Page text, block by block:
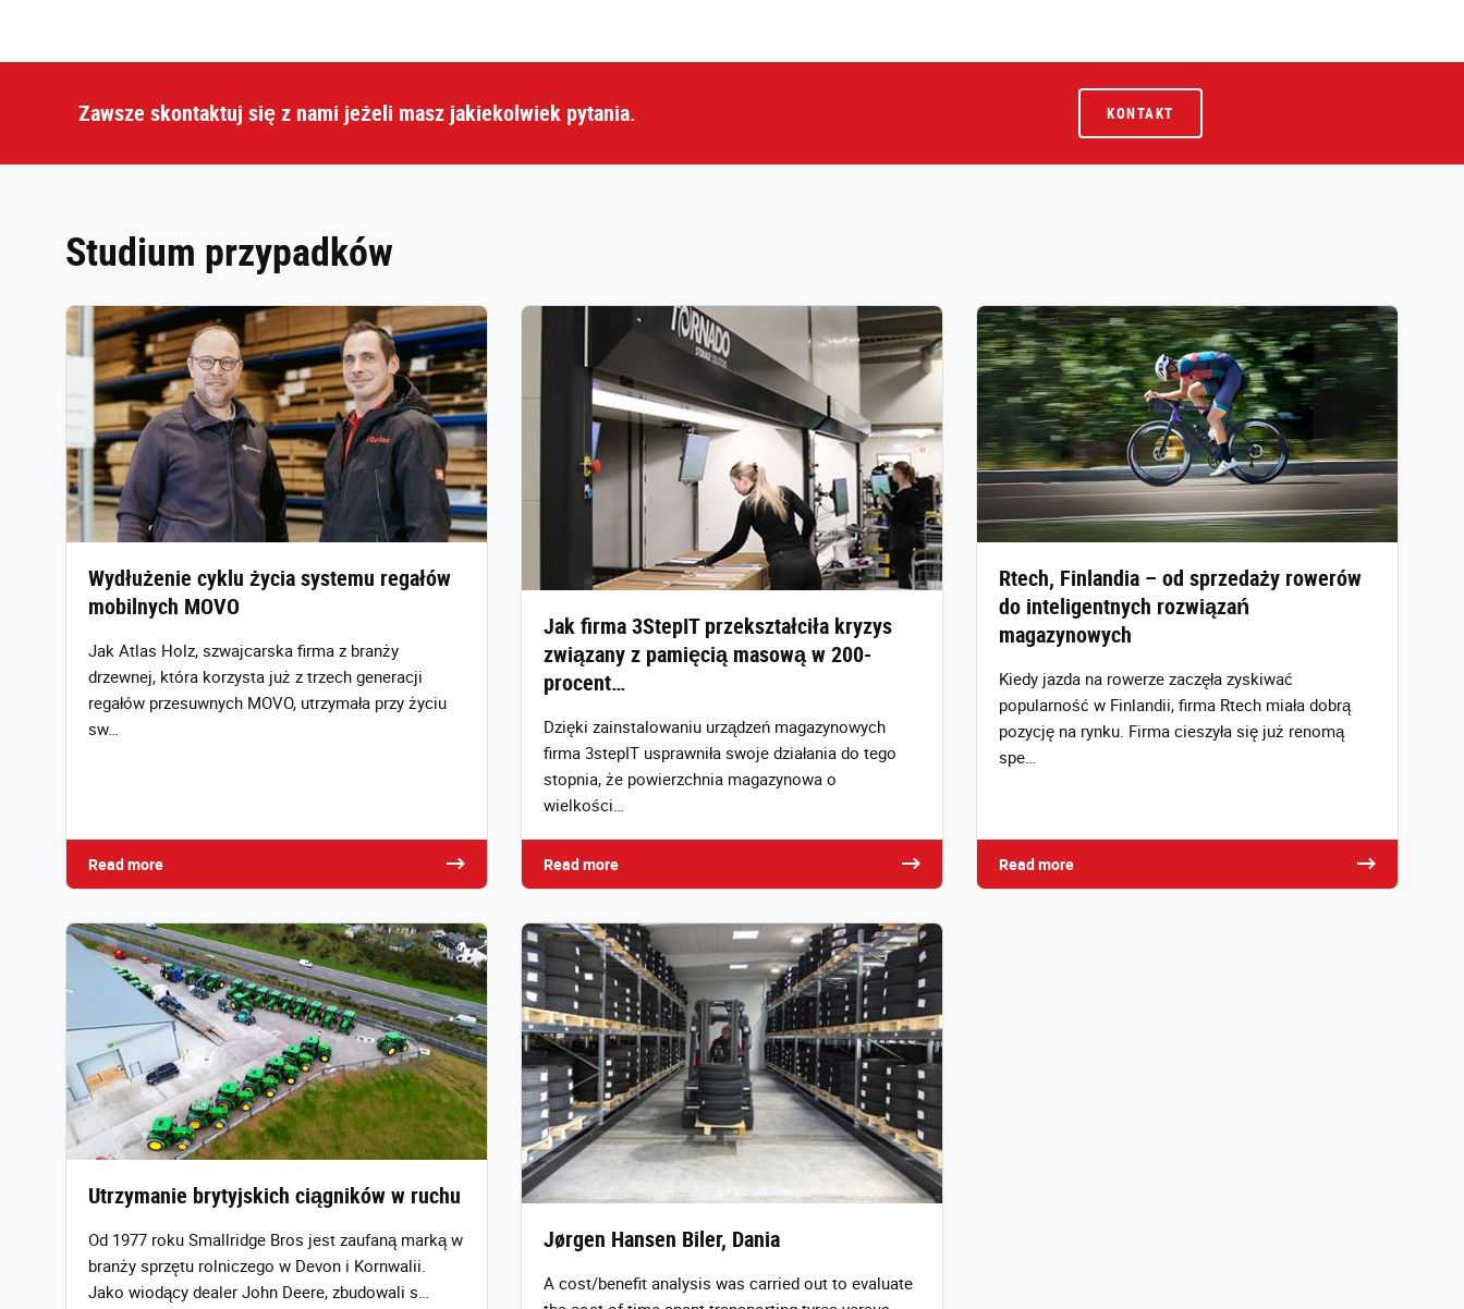
Zawsze skontaktuj się z nami jeżeli masz jakiekolwiek pytania. KONTAKT
Studium przypadków
Wydłużenie cyklu życia systemu regałów
mobilnych MOVO
Jak Atlas Holz, szwajcarska firma z branży
drzewnej, która korzysta już z trzech generacji
regałów przesuwnych MOVO, utrzymała przy życiu
sw…
Read more
Jak firma 3StepIT przekształciła kryzys
związany z pamięcią masową w 200-
procent…
Dzięki zainstalowaniu urządzeń magazynowych
firma 3stepIT usprawniła swoje działania do tego
stopnia, że powierzchnia magazynowa o
wielkości…
Read more
Rtech, Finlandia – od sprzedaży rowerów
do inteligentnych rozwiązań
magazynowych
Kiedy jazda na rowerze zaczęła zyskiwać
popularność w Finlandii, firma Rtech miała dobrą
pozycję na rynku. Firma cieszyła się już renomą
spe…
Read more
Utrzymanie brytyjskich ciągników w ruchu
Od 1977 roku Smallridge Bros jest zaufaną marką w
branży sprzętu rolniczego w Devon i Kornwalii.
Jako wiodący dealer John Deere, zbudowali s…
Jørgen Hansen Biler, Dania
A cost/benefit analysis was carried out to evaluate